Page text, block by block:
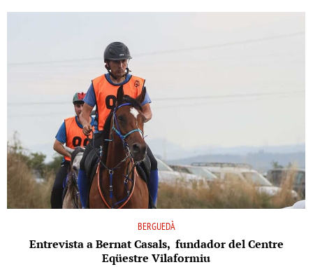
BERGUEDÀ
Entrevista a Bernat Casals, fundador del Centre
Eqüestre Vilaformiu